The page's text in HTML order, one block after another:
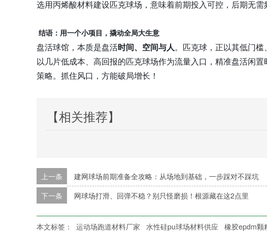
选用丙烯酸材料建设匹克球场，意味着前期投入可控，后期无
结语：用一个小项目，撬动全局大生意
盘活球馆，本质是盘活时间、空间与人。匹克球，正以其低门槛
以几片低成本、高回报的匹克球场作为流量入口，精准盘活闲
策略。抓住风口，方能破局增长！
【相关推荐】
上一条
建网球场前期准备全攻略：从场地到基础，一步踩对不踩坑
下一条 网球场打滑、回弹不稳？别只怪磨损！根源藏在这2点里
本文标签： 运动场跑道材料厂家 水性硅pu球场材料供应 橡胶epdm颗